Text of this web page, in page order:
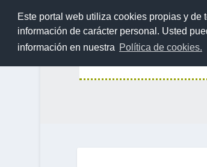
Este portal web utiliza cookies propias y
información de carácter personal. Usted
información en nuestra Política de cookies.